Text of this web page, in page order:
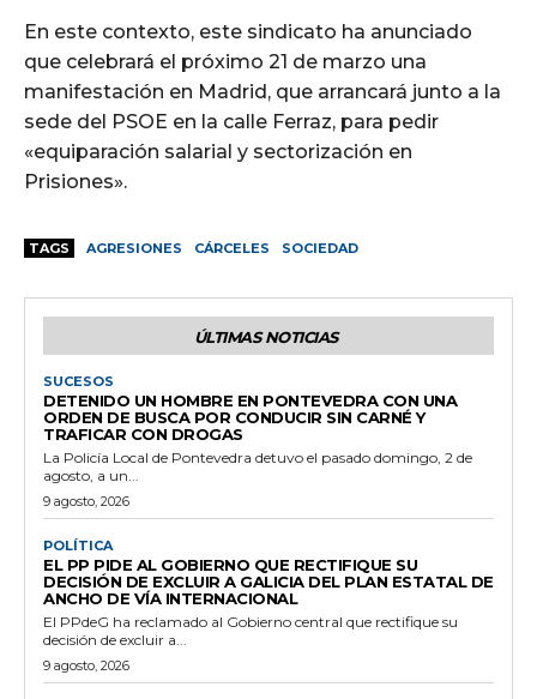
En este contexto, este sindicato ha anunciado
que celebrará el próximo 21 de marzo una
manifestación en Madrid, que arrancará junto a la
sede del PSOE en la calle Ferraz, para pedir
«equiparación salarial y sectorización en
Prisiones».
TAGS AGRESIONES CÁRCELES SOCIEDAD
ÚLTIMAS NOTICIAS
SUCESOS
DETENIDO UN HOMBRE EN PONTEVEDRA CON UNA
ORDEN DE BUSCA POR CONDUCIR SIN CARNÉ Y
TRAFICAR CON DROGAS
La Policía Local de Pontevedra detuvo el pasado domingo, 2 de
agosto, a un...
9 agosto, 2026
POLÍTICA
EL PP PIDE AL GOBIERNO QUE RECTIFIQUE SU
DECISIÓN DE EXCLUIR A GALICIA DEL PLAN ESTATAL DE
ANCHO DE VÍA INTERNACIONAL
El PPdeG ha reclamado al Gobierno central que rectifique su
decisión de excluir a...
9 agosto, 2026